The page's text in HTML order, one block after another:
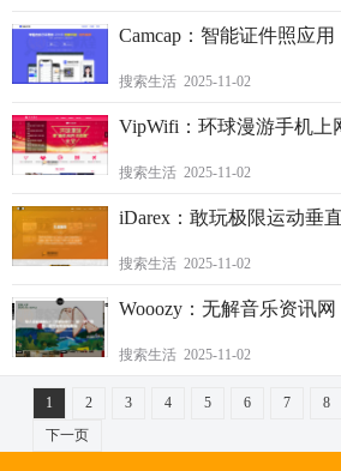
Camcap：智能证件照应用
搜索生活 2025-11-02
VipWifi：环球漫游手机上
搜索生活 2025-11-02
iDarex：敢玩极限运动垂
搜索生活 2025-11-02
Wooozy：无解音乐资讯网
搜索生活 2025-11-02
1 2 3 4 5 6 7 8
下一页